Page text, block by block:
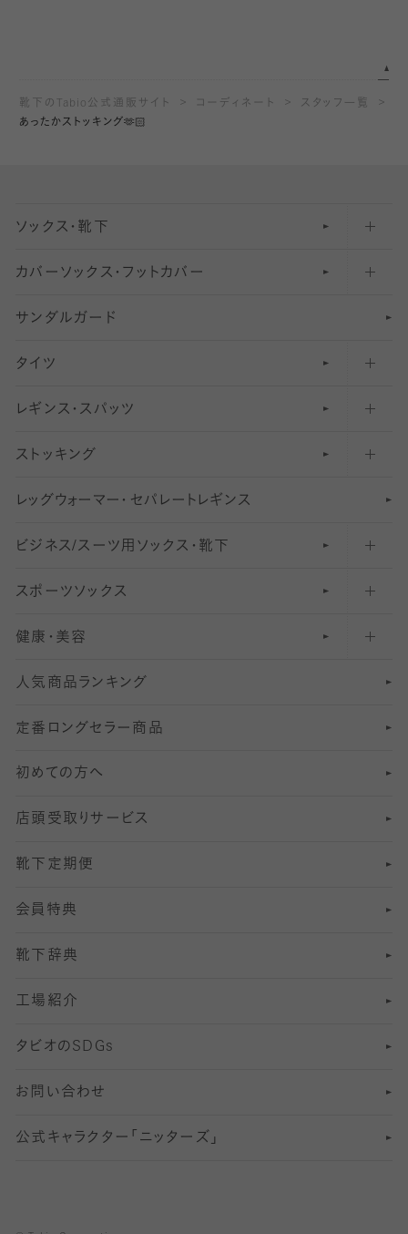
靴下のTabio公式通販サイト コーディネート
スタッフ一覧
あったかストッキング🫶🏻
ソックス・靴下
五本指ソックス・靴下
足袋ソックス・靴下
無地・プレーンソックス・靴下
柄ソックス・靴下
スニーカー（くるぶし）用ソックス
アンクル・ショートソックス（くるぶし上）
クルーソックス（ふくらはぎ下）
ハイソックス
オーバーニー・ニーハイソックス
カバーソックス・フットカバー
フットカバー・カバーソックス（深め）
フットカバー・カバーソックス（ふつう）
フットカバー・カバーソックス（浅め）
サンダルガード
タイツ
30デニール以下のタイツ（薄手タイツ）
31〜40デニールタイツ
41〜60デニールタイツ
61〜80デニールタイツ
81 〜110デニールタイツ
111〜210デニールタイツ
211デニールタイツ以上（防寒・厚手タイツ）
レギンス・スパッツ
柄レギンス
無地レギンス
レギンスパンツ（レギパン）
マタニティレギンス
5 分丈
6 分丈レギンス
7 分丈 レギンス
8分丈 レギンス
10分丈 レギンス
12分丈レギンス
13分丈レギンス
ストッキング
伝線しにくいストッキング
ショートストッキング
結婚式用ストッキング
美脚ストッキング
オールスルーストッキング
レッ グ ウォー マー ・ セパレー ト レ ギンス
ビジネス/スーツ用 ソックス・靴下
匠シリーズ
フレッシャーズ向けソックス・靴下
冠婚葬祭向けソックス・靴下
スーツカジュアルソックス・靴下
ロングホーズ
スポーツソックス
ランニングソックス・靴下
ゴルフソックス・靴下
サッカー・フットサル用ソックス
ヨガソックス・靴下
スポーツ用レッグウォーマー
SSサイズ（21～23cm）
Sサイズ（22～25cm）
Mサイズ（25～27cm）
Lサイズ（27～29cm）
健康・美容
インナーソックス
加圧・着圧ソックス
冷えとり靴下
着圧・加圧タイツ
むくみ対策
足の疲れ対策
足の臭い対策
冷え対策
靴ずれ対策
快適な睡眠対策
人気商品ランキング
定番ロングセラー商品
初めての方へ
店頭受取りサービス
靴下定期便
会員特典
靴下辞典
工場紹介
タビオのSDGs
お問い合わせ
公式キャラクター「ニッターズ」